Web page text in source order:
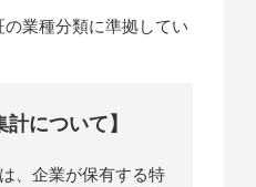
業種分類に準拠してい
計について】
、企業が保有する特